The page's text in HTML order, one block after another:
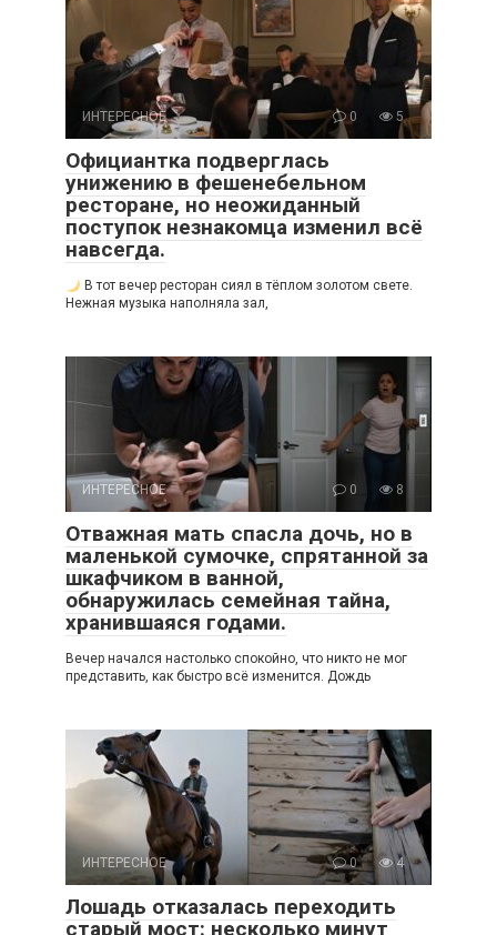
ИНТЕРЕСНОЕ 0 5
Официантка подверглась
унижению в фешенебельном
ресторане, но неожиданный
поступок незнакомца изменил всё
навсегда.
В тот вечер ресторан сиял в тёплом золотом свете.
Нежная музыка наполняла зал,
ИНТЕРЕСНОЕ 0 8
Отважная мать спасла дочь, но в
маленькой сумочке, спрятанной за
шкафчиком в ванной,
обнаружилась семейная тайна,
хранившаяся годами.
Вечер начался настолько спокойно, что никто не мог
представить, как быстро всё изменится. Дождь
ИНТЕРЕСНОЕ 0 4
Лошадь отказалась переходить
старый мост: несколько минут